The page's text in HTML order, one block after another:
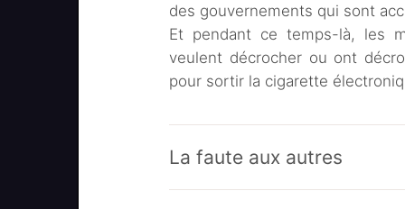
des gouvernements qui sont
Et pendant ce temps-là, les
veulent décrocher ou ont
pour sortir la cigarette
La faute aux autres